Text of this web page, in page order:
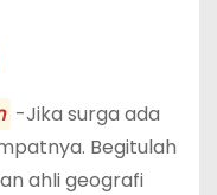
-Jika surga ada
Begitulah
ahli geografi